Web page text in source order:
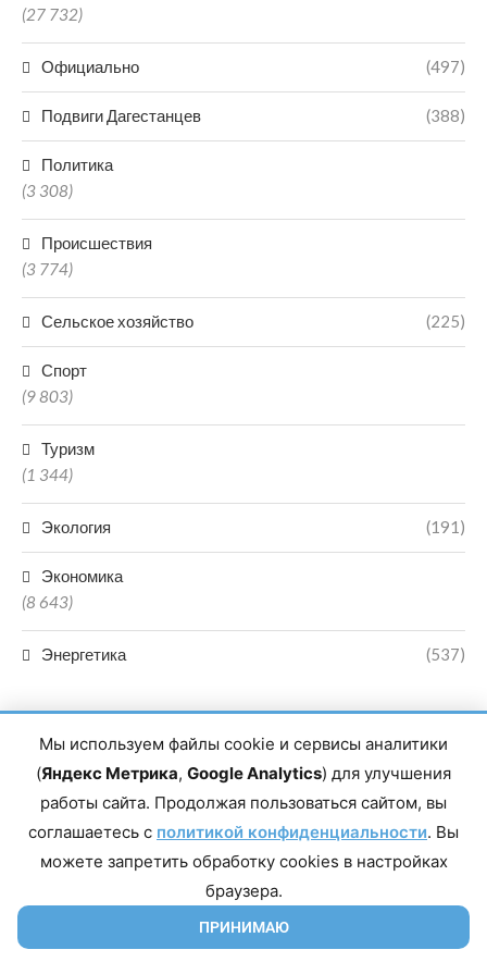
(27 732)
Официально (497)
Подвиги Дагестанцев (388)
Политика
(3 308)
Происшествия
(3 774)
Сельское хозяйство (225)
Спорт
(9 803)
Туризм
(1 344)
Экология (191)
Экономика
(8 643)
Энергетика (537)
Главный редактор сетевого издания Магомаев Тимур Нухович.
Контакты редакции: 8(988)-292-94-34 Почта: vestiskfo@gmail.com По
Республика Дагестан, г. Махачкала, пр-т Насрутдинова, д. 1а. Все
права защищены. Копирование и использование полных материалов
запрещено, частичное цитирование возможно только при условии
Мы используем файлы cookie и сервисы аналитики
(Яндекс Метрика, Google Analytics) для улучшения
работы сайта. Продолжая пользоваться сайтом, вы
соглашаетесь с политикой конфиденциальности. Вы
можете запретить обработку cookies в настройках
браузера.
ПРИНИМАЮ